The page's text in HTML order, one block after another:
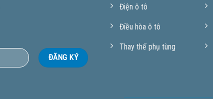
Điện ô tô
Điều hòa ô tô
Thay thế phụ tùng